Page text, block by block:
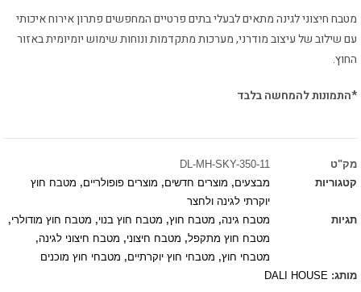
מטבח חיצוני לגינה מתאים לבעלי בתים פרטיים המחפשים פתרון אירוח איכותי
עם שילוב של עיצוב מודרני, מערכות מתקדמות ונוחות שימוש יומיומית באזור
החוץ.
*התמונות להמחשה בלבד
מק"ט
DL-MH-SKY-350-11
קטגוריות
מבצעים, מוצרים חדשים, מוצרים פופולריים, מטבח חוץ
יוקרתי לגינה ולחצר
תגיות
מטבח גינה, מטבח חוץ, מטבח חוץ בנוי, מטבח חוץ מודולרי,
מטבח חוץ מתקפל, מטבח חיצוני, מטבח חיצוני לגינה,
מטבחי חוץ, מטבחי חוץ יוקרתיים, מטבחי חוץ מוכנים
מותג: DALI HOUSE